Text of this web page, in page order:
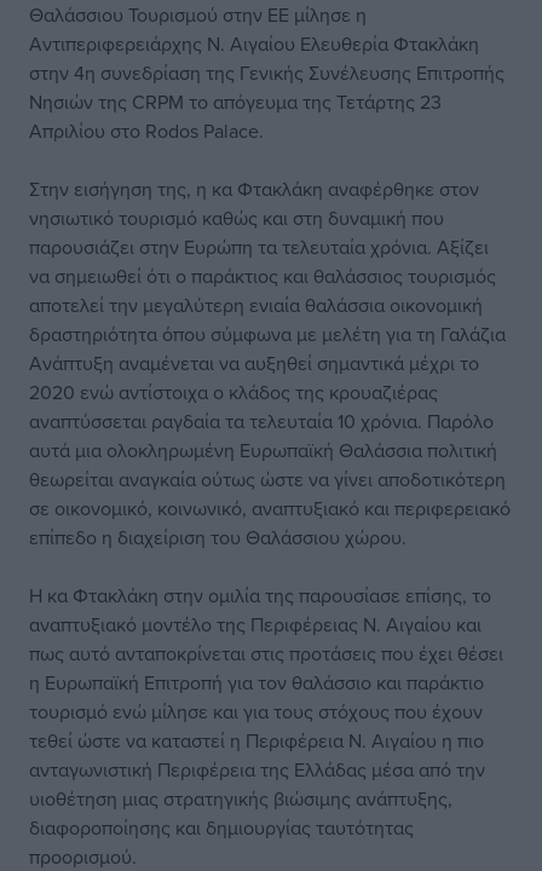
Θαλάσσιου Τουρισμού στην ΕΕ μίλησε η
Αντιπεριφερειάρχης Ν. Αιγαίου Ελευθερία Φτακλάκη
στην 4η συνεδρίαση της Γενικής Συνέλευσης Επιτροπής
Νησιών της CRPM το απόγευμα της Τετάρτης 23
Απριλίου στο Rodos Palace.
Στην εισήγηση της, η κα Φτακλάκη αναφέρθηκε στον
νησιωτικό τουρισμό καθώς και στη δυναμική που
παρουσιάζει στην Ευρώπη τα τελευταία χρόνια. Αξίζει
να σημειωθεί ότι ο παράκτιος και θαλάσσιος τουρισμός
αποτελεί την μεγαλύτερη ενιαία θαλάσσια οικονομική
δραστηριότητα όπου σύμφωνα με μελέτη για τη Γαλάζια
Ανάπτυξη αναμένεται να αυξηθεί σημαντικά μέχρι το
2020 ενώ αντίστοιχα ο κλάδος της κρουαζιέρας
αναπτύσσεται ραγδαία τα τελευταία 10 χρόνια. Παρόλο
αυτά μια ολοκληρωμένη Ευρωπαϊκή Θαλάσσια πολιτική
θεωρείται αναγκαία ούτως ώστε να γίνει αποδοτικότερη
σε οικονομικό, κοινωνικό, αναπτυξιακό και περιφερειακό
επίπεδο η διαχείριση του Θαλάσσιου χώρου.
Η κα Φτακλάκη στην ομιλία της παρουσίασε επίσης, το
αναπτυξιακό μοντέλο της Περιφέρειας Ν. Αιγαίου και
πως αυτό ανταποκρίνεται στις προτάσεις που έχει θέσει
η Ευρωπαϊκή Επιτροπή για τον θαλάσσιο και παράκτιο
τουρισμό ενώ μίλησε και για τους στόχους που έχουν
τεθεί ώστε να καταστεί η Περιφέρεια Ν. Αιγαίου η πιο
ανταγωνιστική Περιφέρεια της Ελλάδας μέσα από την
υιοθέτηση μιας στρατηγικής βιώσιμης ανάπτυξης,
διαφοροποίησης και δημιουργίας ταυτότητας
προορισμού.